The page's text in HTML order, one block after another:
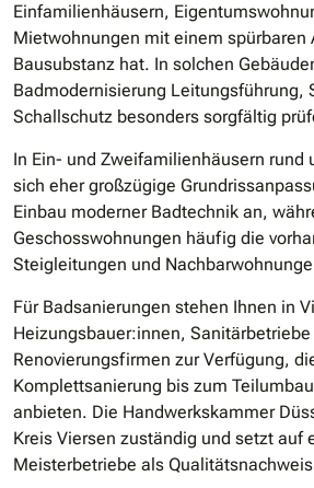
Einfamilienhäusern,
Mietwohnungen mit einem spürbaren
Bausubstanz hat. In solchen
Badmodernisierung Leitungsführung,
Schallschutz besonders sorgfältig
In Ein- und Zweifamilienhäusern rund
sich eher großzügige
Einbau moderner Badtechnik an,
Geschosswohnungen häufig die
Steigleitungen und
Für Badsanierungen stehen Ihnen in
Heizungsbauer:innen, Sanitärbetriebe
Renovierungsfirmen zur Verfügung,
Komplettsanierung bis zum
anbieten. Die Handwerkskammer
Kreis Viersen zuständig und setzt auf
Meisterbetriebe als